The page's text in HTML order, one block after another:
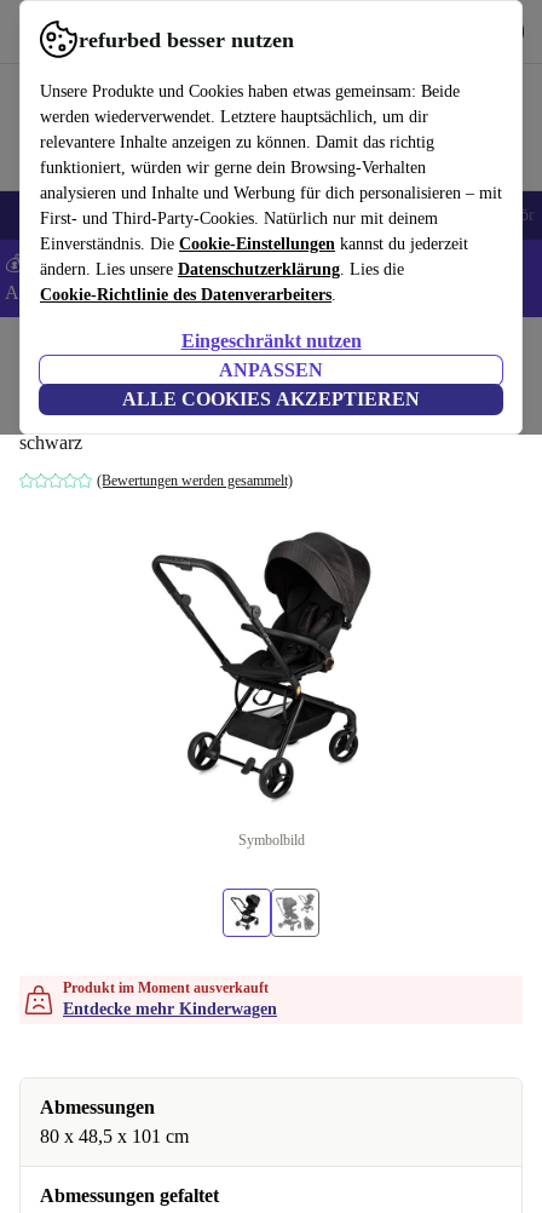
refurbed besser nutzen
Unsere Produkte und Cookies haben etwas gemeinsam: Beide
werden wiederverwendet. Letztere hauptsächlich, um dir
relevantere Inhalte anzeigen zu können. Damit das richtig
funktioniert, würden wir gerne dein Browsing-Verhalten
analysieren und Inhalte und Werbung für dich personalisieren – mit
First- und Third-Party-Cookies. Natürlich nur mit deinem
Einverständnis. Die Cookie-Einstellungen kannst du jederzeit
ändern. Lies unsere Datenschutzerklärung. Lies die
Cookie-Richtlinie des Datenverarbeiters.
Eingeschränkt nutzen
ANPASSEN
ALLE COOKIES AKZEPTIEREN
refurbed schnell und einfach nutzen
🎒 Back to school Handys Laptops Tablets Smartwatches Zubehör
💰 Extra -8% auf Samsung- und Google-Smartphones - Code:
ANDROID8 -AGB
Kinderwagen & Buggys Kinderwagen
MoMi Adelle Kinderwagen
schwarz
(Bewertungen werden gesammelt)
Symbolbild
Produkt im Moment ausverkauft
Entdecke mehr Kinderwagen
Abmessungen
80 x 48,5 x 101 cm
Abmessungen gefaltet